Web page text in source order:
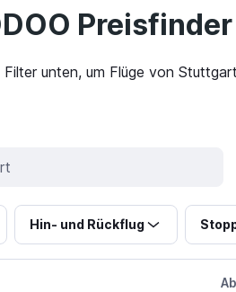
Preisfinder
unten, um Flüge von
Hin- und Rückflug